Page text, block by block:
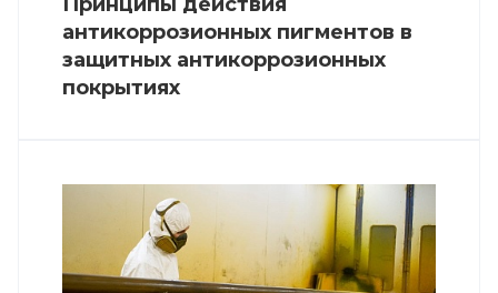
антикоррозионных пигментов в
защитных антикоррозионных
покрытиях